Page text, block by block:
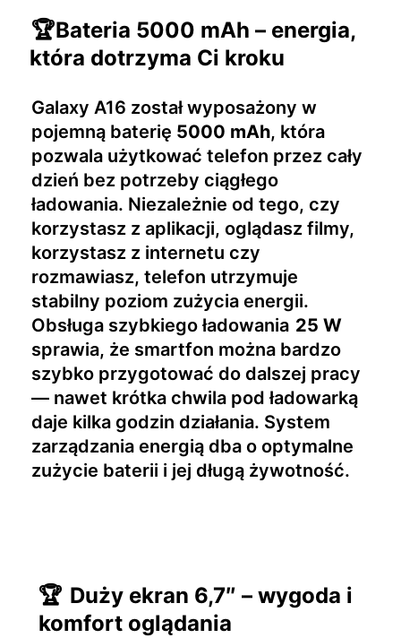
🏆Bateria 5000 mAh – energia,
która dotrzyma Ci kroku
Galaxy A16 został wyposażony w
pojemną baterię 5000 mAh, która
pozwala użytkować telefon przez cały
dzień bez potrzeby ciągłego
ładowania. Niezależnie od tego, czy
korzystasz z aplikacji, oglądasz filmy,
korzystasz z internetu czy
rozmawiasz, telefon utrzymuje
stabilny poziom zużycia energii.
Obsługa szybkiego ładowania 25 W
sprawia, że smartfon można bardzo
szybko przygotować do dalszej pracy
— nawet krótka chwila pod ładowarką
daje kilka godzin działania. System
zarządzania energią dba o optymalne
zużycie baterii i jej długą żywotność.
🏆 Duży ekran 6,7″ – wygoda i
komfort oglądania